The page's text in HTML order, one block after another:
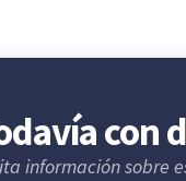
con
información sobre